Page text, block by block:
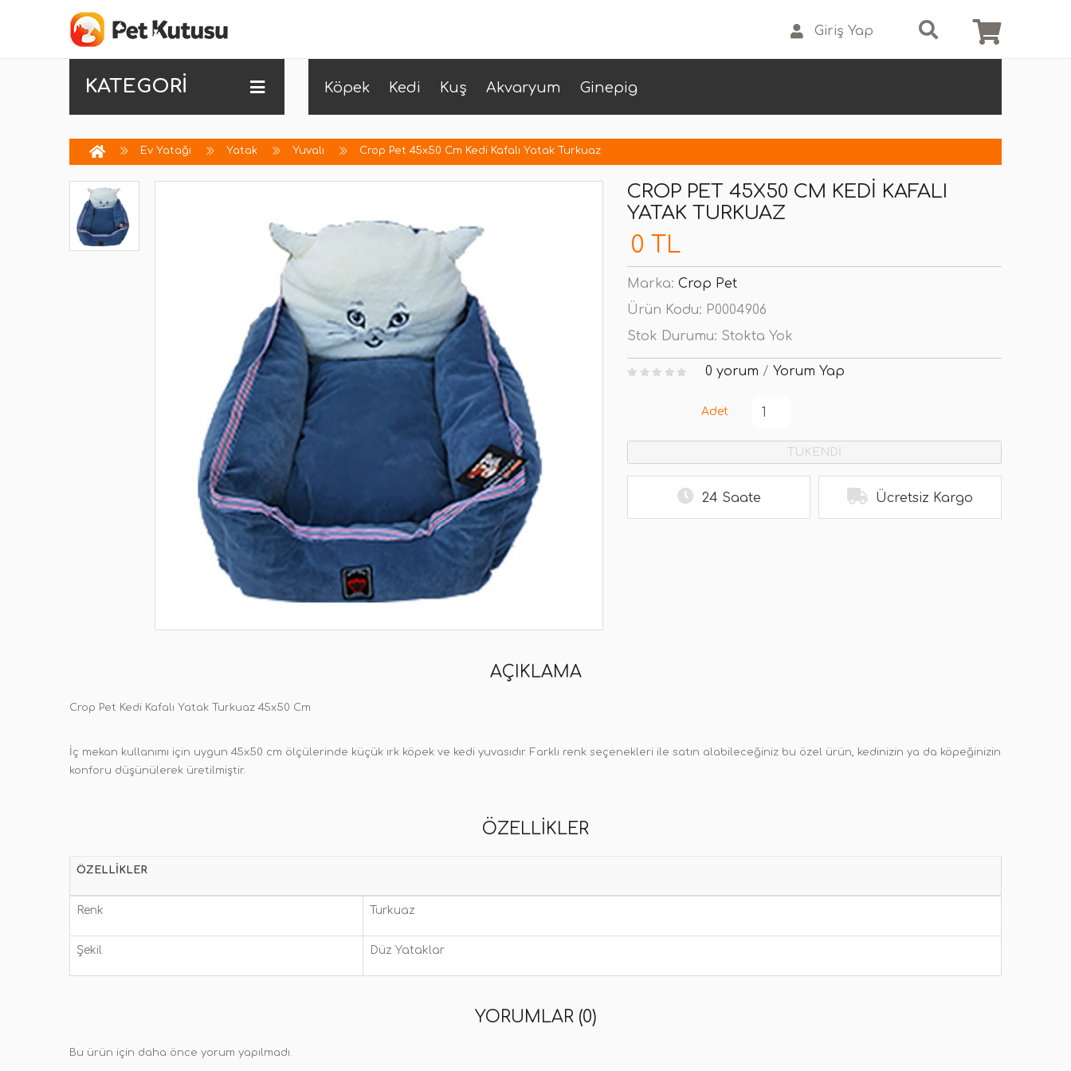
Giriş Yap
KATEGORİ Köpek Kedi Kuş Akvaryum Ginepig
Ev Yatağı Yatak Yuvalı Crop Pet 45x50 Cm Kedi Kafalı Yatak Turkuaz
CROP PET 45X50 CM KEDI KAFALI
YATAK TURKUAZ
0 TL
Marka: Crop Pet
Ürün Kodu: P0004906
Stok Durumu: Stokta Yok
0 yorum / Yorum Yap
Adet
TÜKENDİ
24 Saate Ücretsiz Kargo
AÇIKLAMA
Crop Pet Kedi Kafalı Yatak Turkuaz 45x50 Cm
İç mekan kullanımı için uygun 45x50 cm ölçülerinde küçük ırk köpek ve kedi yuvasıdır. Farklı renk seçenekleri ile satın alabileceğiniz bu özel ürün, kedinizin ya da köpeğinizin
konforu düşünülerek üretilmiştir.
ÖZELLIKLER
ÖZELLIKLER
Renk Turkuaz
Şekil Düz Yataklar
YORUMLAR (0)
Bu ürün için daha önce yorum yapılmadı.